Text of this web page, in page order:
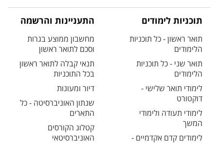
תוכניות לימודים
תואר ראשון - כל תוכניות
הלימודים
תואר שני - כל תוכניות
הלימודים
לימודי תואר שלישי -
דוקטורט
לימודי תעודה ולימודי
המשך
לימודים קדם אקדמיים -
התעניינות והרשמה
מחשבון ממוצע בגרות
וסכם לתואר ראשון
תנאי קבלה לתואר ראשון
בכל התוכניות
דיור ומעונות
שנתון האוניברסיטה - כל
התארים
קטלוג הקורסים
האוניברסיטאי